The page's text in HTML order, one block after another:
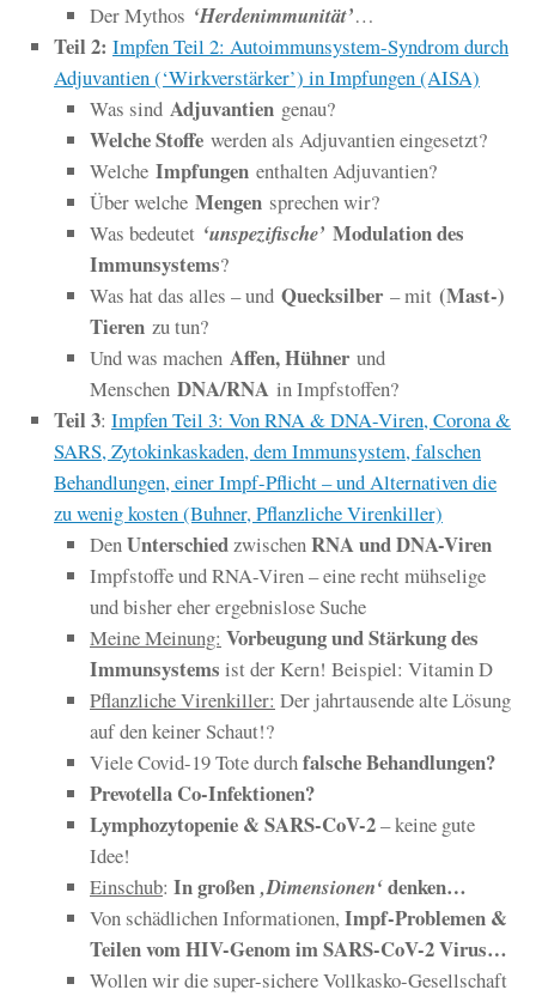
Der Mythos ‘Herdenimmunität’…
Teil 2: Impfen Teil 2: Autoimmunsystem-Syndrom durch
Adjuvantien (‘Wirkverstärker’) in Impfungen (AISA)
Was sind Adjuvantien genau?
Welche Stoffe werden als Adjuvantien eingesetzt?
Welche Impfungen enthalten Adjuvantien?
Über welche Mengen sprechen wir?
Was bedeutet ‘unspezifische’ Modulation des
Immunsystems?
Was hat das alles – und Quecksilber – mit (Mast-)
Tieren zu tun?
Und was machen Affen, Hühner und
Menschen DNA/RNA in Impfstoffen?
Teil 3: Impfen Teil 3: Von RNA & DNA-Viren, Corona &
SARS, Zytokinkaskaden, dem Immunsystem, falschen
Behandlungen, einer Impf-Pflicht – und Alternativen die
zu wenig kosten (Buhner, Pflanzliche Virenkiller)
DenUnterschiedzwischenRNA und DNA-Viren
Impfstoffe und RNA-Viren – eine recht mühselige
und bisher eher ergebnislose Suche
Meine Meinung: Vorbeugung und Stärkung des
Immunsystems ist der Kern! Beispiel: Vitamin D
Pflanzliche Virenkiller: Der jahrtausende alte Lösung
auf den keiner Schaut!?
Viele Covid-19 Tote durchfalsche Behandlungen?
Prevotella Co-Infektionen?
Lymphozytopenie & SARS-CoV-2– keine gute
Idee!
Einschub: In großen‚Dimensionen‘denken…
Von schädlichen Informationen, Impf-Problemen &
Teilen vom HIV-Genom im SARS-CoV-2 Virus…
Wollen wir die super-sichere Vollkasko-Gesellschaft